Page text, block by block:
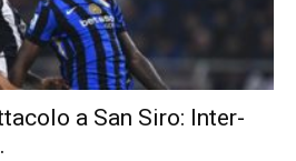
a San Siro: Inter-